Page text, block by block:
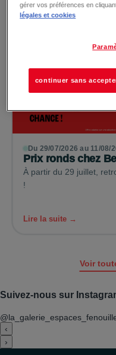
Du 29/07/2026 au 11/08/
Prix ronds chez
À partir du 29 juillet,
!
Lire la suite →
Voir
Suivez-nous sur
‹
›
gérer vos préférences en
légales et cookies
continuer sans